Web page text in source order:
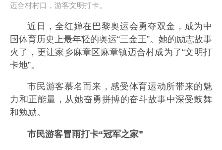
迈合村村口，游客文明打卡。
近日，全红婵在巴黎奥运会勇夺双金，成为中
国体育历史上最年轻的奥运“三金王”。她的励志故事
火了，更让家乡麻章区麻章镇迈合村成为了“文明打
卡地”。
市民游客慕名而来，感受体育运动所带来的魅
力和正能量，从她奋勇拼搏的奋斗故事中深受鼓舞
和勉励。
市民游客冒雨打卡“冠军之家”